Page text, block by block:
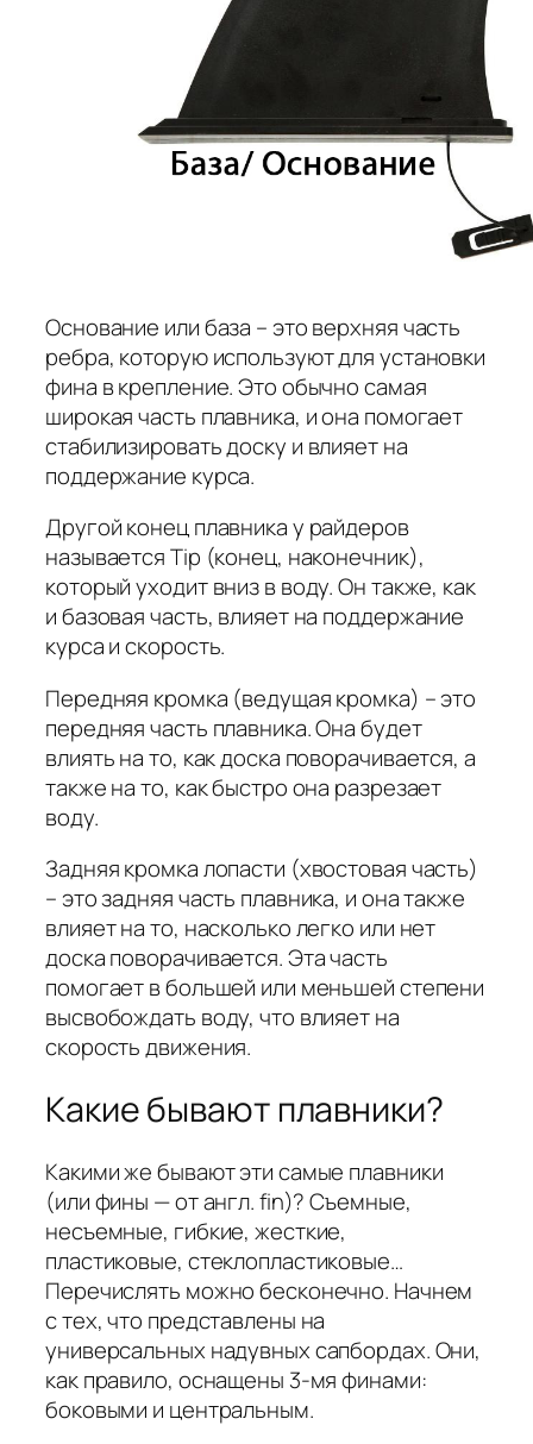
Основание или база – это верхняя часть
ребра, которую используют для установки
фина в крепление. Это обычно самая
широкая часть плавника, и она помогает
стабилизировать доску и влияет на
поддержание курса.
Другой конец плавника у райдеров
называется Tip (конец, наконечник),
который уходит вниз в воду. Он также, как
и базовая часть, влияет на поддержание
курса и скорость.
Передняя кромка (ведущая кромка) – это
передняя часть плавника. Она будет
влиять на то, как доска поворачивается, а
также на то, как быстро она разрезает
воду.
Задняя кромка лопасти (хвостовая часть)
– это задняя часть плавника, и она также
влияет на то, насколько легко или нет
доска поворачивается. Эта часть
помогает в большей или меньшей степени
высвобождать воду, что влияет на
скорость движения.
Какие бывают плавники?
Какими же бывают эти самые плавники
(или фины — от англ. fin)? Съемные,
несъемные, гибкие, жесткие,
пластиковые, стеклопластиковые…
Перечислять можно бесконечно. Начнем
с тех, что представлены на
универсальных надувных сапбордах. Они,
как правило, оснащены 3-мя финами:
боковыми и центральным.